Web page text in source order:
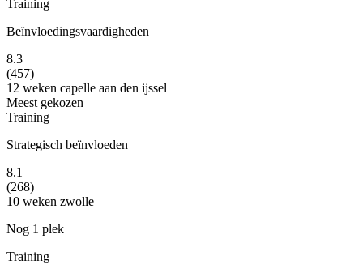
Training
Beïnvloedingsvaardigheden
8.3
(457)
12 weken capelle aan den ijssel
Meest gekozen
Training
Strategisch beïnvloeden
8.1
(268)
10 weken zwolle
Nog 1 plek
Training